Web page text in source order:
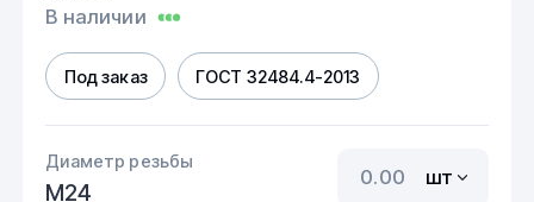
В наличии
Под заказ ГОСТ 32484.4-2013
Диаметр резьбы
М24
шт